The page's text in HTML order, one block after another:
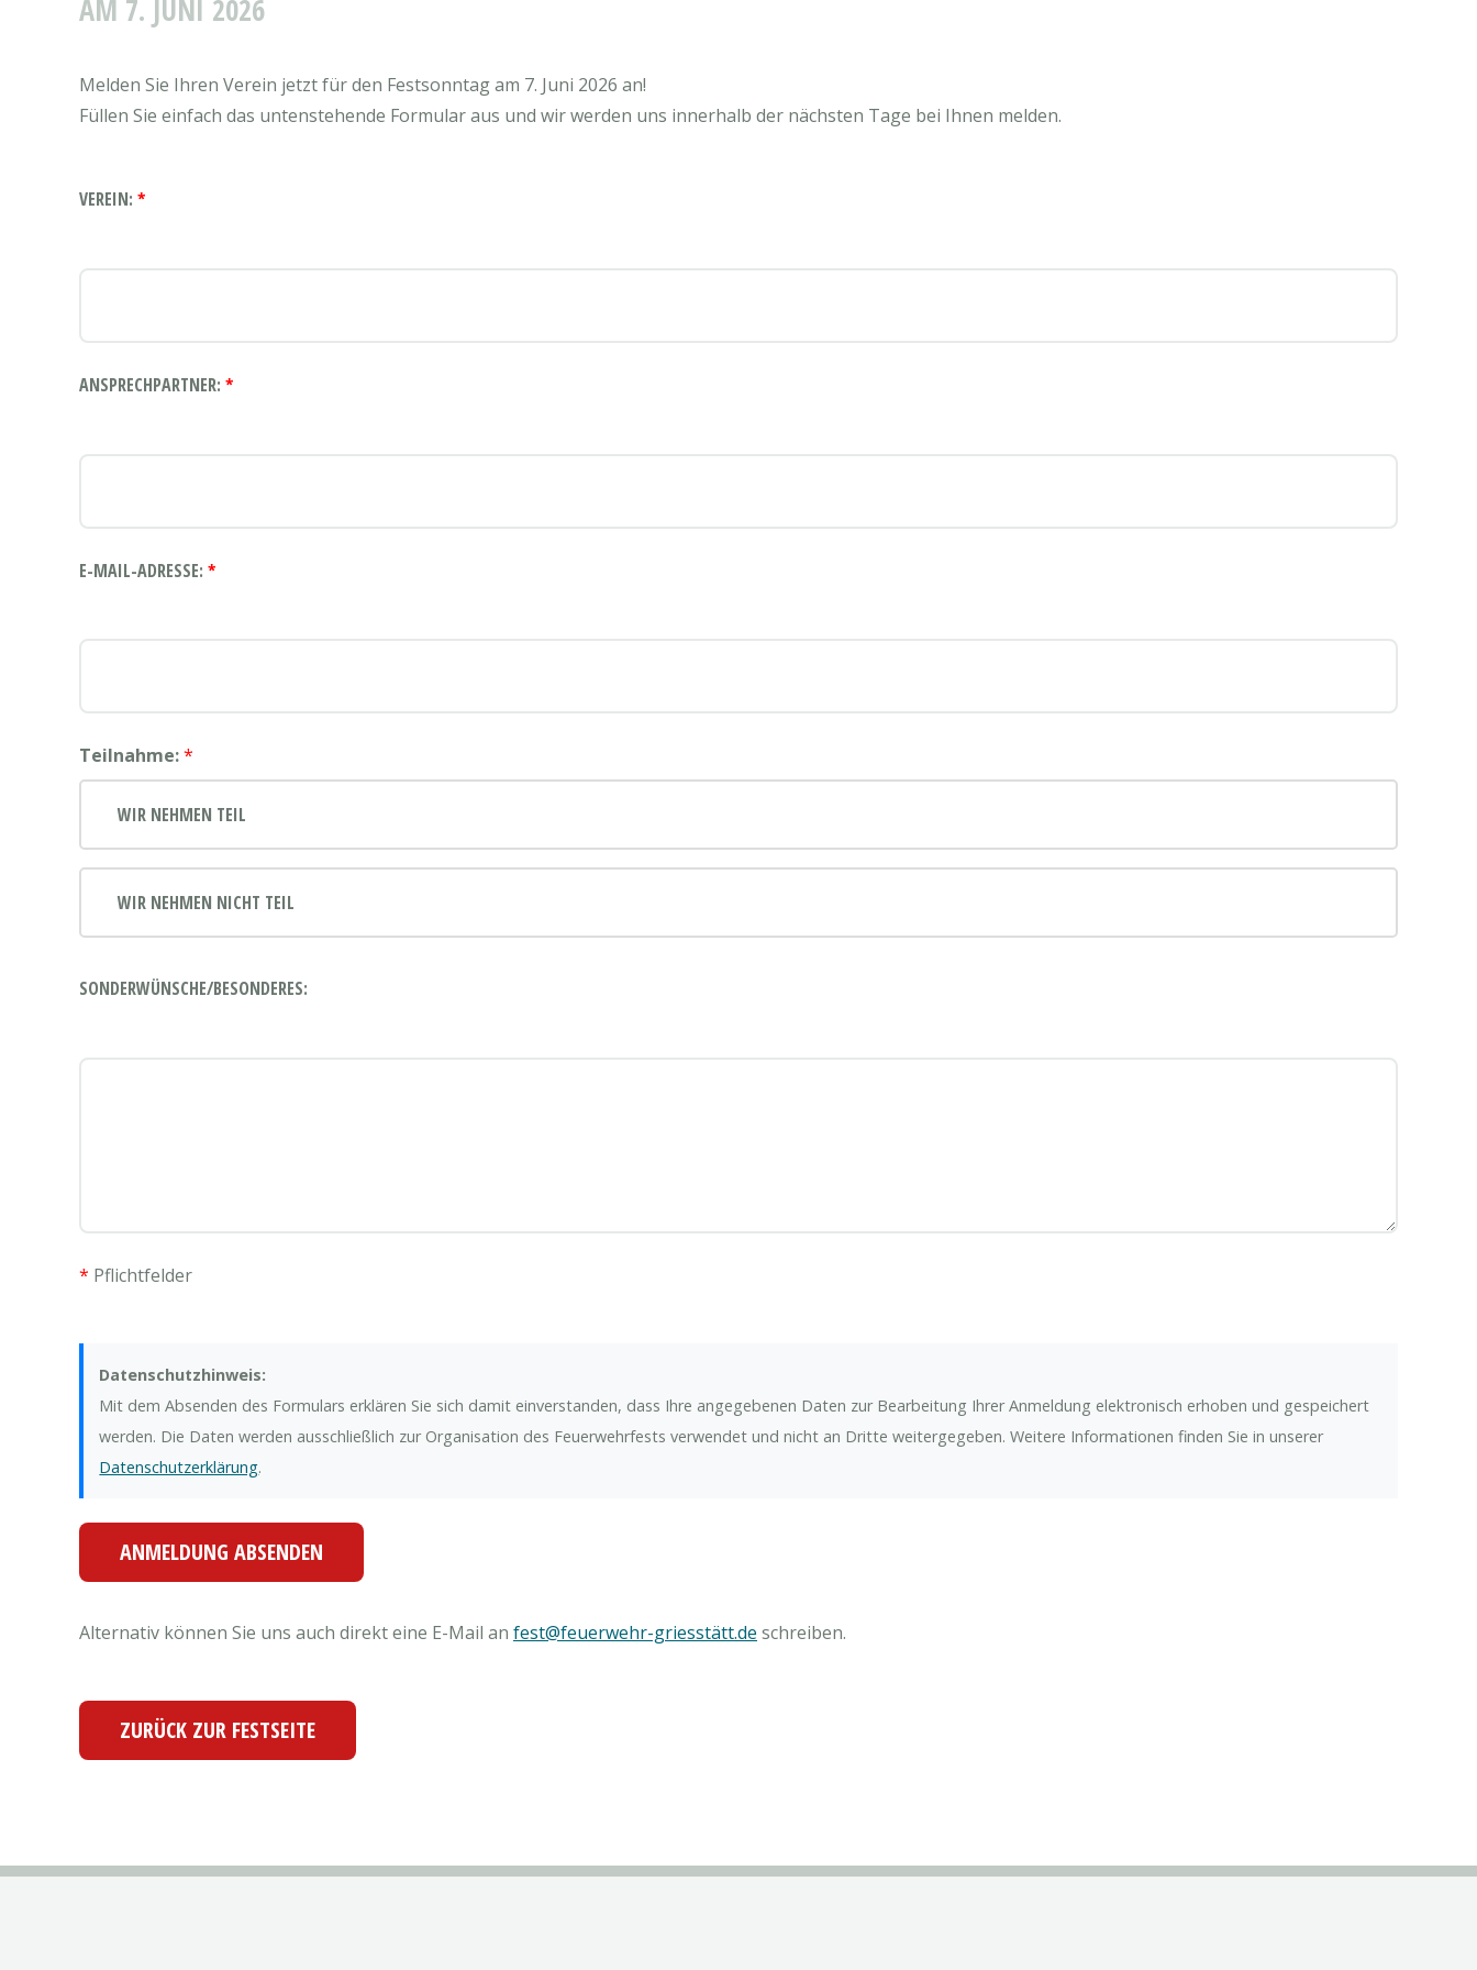
AM 7. JUNI 2026
Melden Sie Ihren Verein jetzt für den Festsonntag am 7. Juni 2026 an!
Füllen Sie einfach das untenstehende Formular aus und wir werden uns innerhalb der nächsten Tage bei Ihnen melden.
VEREIN: *
ANSPRECHPARTNER: *
E-MAIL-ADRESSE: *
Teilnahme:*
WIR NEHMEN TEIL
WIR NEHMEN NICHT TEIL
SONDERWÜNSCHE/BESONDERES:
* Pflichtfelder
Datenschutzhinweis:
Mit dem Absenden des Formulars erklären Sie sich damit einverstanden, dass Ihre angegebenen Daten zur Bearbeitung Ihrer Anmeldung elektronisch erhoben und gespeichert
werden. Die Daten werden ausschließlich zur Organisation des Feuerwehrfests verwendet und nicht an Dritte weitergegeben. Weitere Informationen finden Sie in unserer
Datenschutzerklärung.
Alternativ können Sie uns auch direkt eine E-Mail an fest@feuerwehr-griesstätt.de schreiben.
ZURÜCK ZUR FESTSEITE